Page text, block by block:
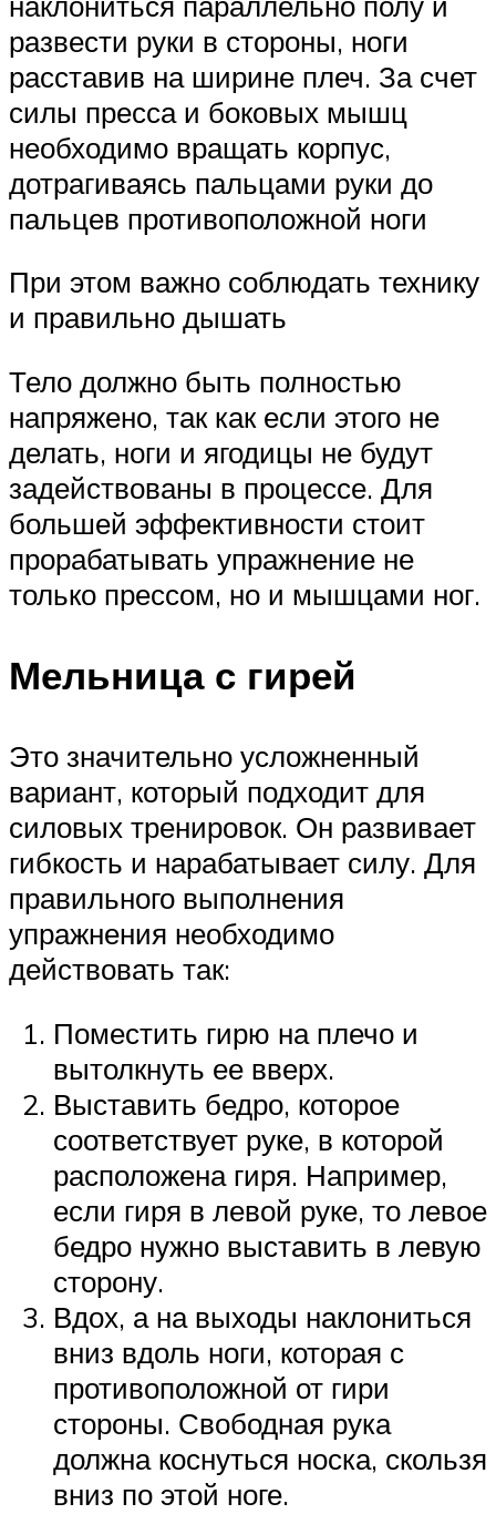
развести руки в стороны, ноги
расставив на ширине плеч. За счет
силы пресса и боковых мышц
необходимо вращать корпус,
дотрагиваясь пальцами руки до
пальцев противоположной ноги
При этом важно соблюдать технику
и правильно дышать
Тело должно быть полностью
напряжено, так как если этого не
делать, ноги и ягодицы не будут
задействованы в процессе. Для
большей эффективности стоит
прорабатывать упражнение не
только прессом, но и мышцами ног.
Мельница с гирей
Это значительно усложненный
вариант, который подходит для
силовых тренировок. Он развивает
гибкость и нарабатывает силу. Для
правильного выполнения
упражнения необходимо
действовать так:
Поместить гирю на плечо и
вытолкнуть ее вверх.
Выставить бедро, которое
соответствует руке, в которой
расположена гиря. Например,
если гиря в левой руке, то левое
бедро нужно выставить в левую
сторону.
Вдох, а на выходы наклониться
вниз вдоль ноги, которая с
противоположной от гири
стороны. Свободная рука
должна коснуться носка, скользя
вниз по этой ноге.